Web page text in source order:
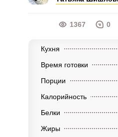
1367 0
Кухня
Время готовки
Порции
Калорийность
Белки
Жиры